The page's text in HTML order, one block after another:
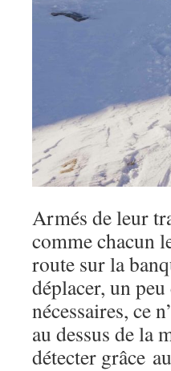
Armés de leur
comme chacun
route sur la
déplacer, un
nécessaires, ce
au dessus de la
détecter grâce